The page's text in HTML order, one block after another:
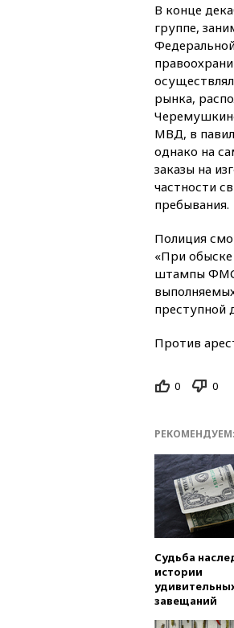
В конце
группе,
рынка,
МВД, в
однако на
заказы на
частности
пребывания.
Полиция
«При
штампы ФМС,
преступной
Против
0 0
РЕКОМЕНДУЕМ:
Судьба
истории
завещаний